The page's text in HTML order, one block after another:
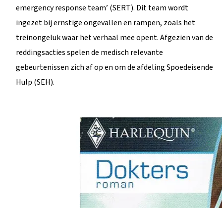
emergency response team’ (SERT). Dit team wordt
ingezet bij ernstige ongevallen en rampen, zoals het
treinongeluk waar het verhaal mee opent. Afgezien van de
reddingsacties spelen de medisch relevante
gebeurtenissen zich af op en om de afdeling Spoedeisende
Hulp (SEH).